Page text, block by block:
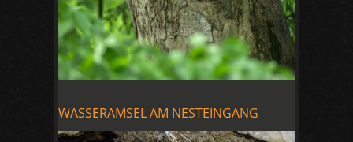
WASSERAMSEL AM NESTEINGANG